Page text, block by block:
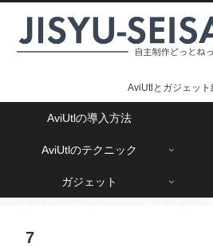
AviUtlとガジェット
AviUtlの導入方法
AviUtlのテクニック
ガジェット
7